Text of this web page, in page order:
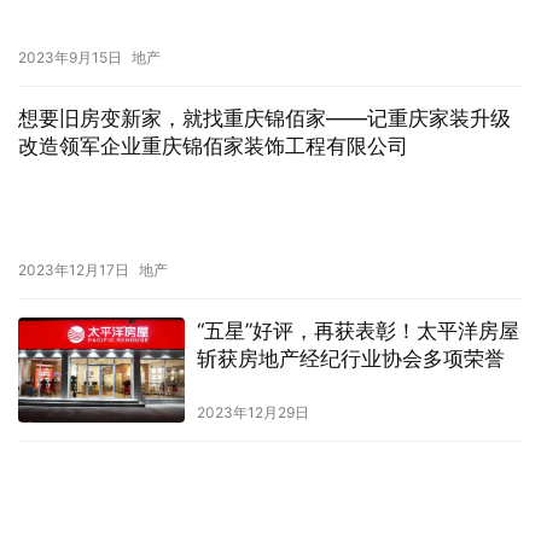
2023年9月15日 地产
想要旧房变新家，就找重庆锦佰家——记重庆家装升级
改造领军企业重庆锦佰家装饰工程有限公司
2023年12月17日 地产
“五星”好评，再获表彰！太平洋房屋
斩获房地产经纪行业协会多项荣誉
2023年12月29日